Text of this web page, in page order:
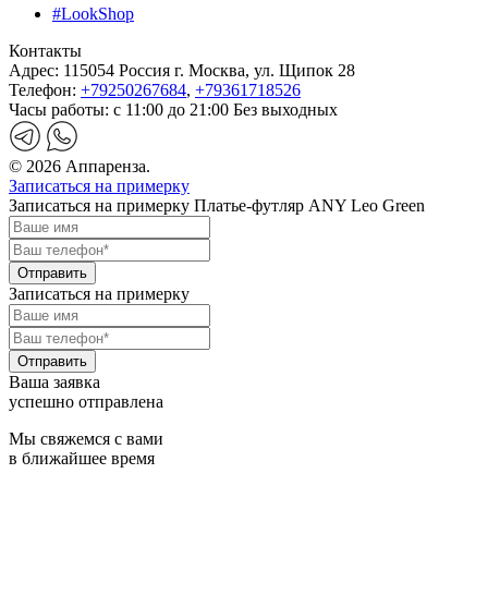
#LookShop
Контакты
Адрес: 115054 Россия г. Москва, ул. Щипок 28
Телефон: +79250267684, +79361718526
Часы работы: с 11:00 до 21:00 Без выходных
© 2026 Аппаренза.
Записаться на примерку
Записаться на примерку Платье-футляр ANY Leo Green
Записаться на примерку
Ваша заявка
успешно отправлена
Мы свяжемся с вами
в ближайшее время